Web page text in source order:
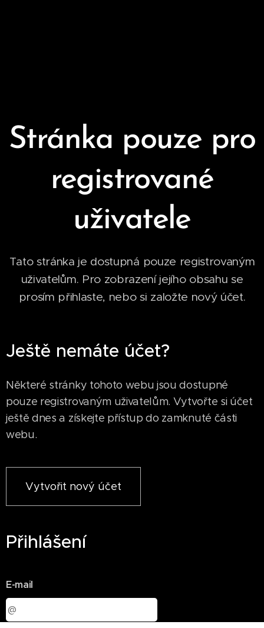
Stránka pouze pro
registrované
uživatele
Tato stránka je dostupná pouze registrovaným
uživatelům. Pro zobrazení jejího obsahu se
prosím přihlaste, nebo si založte nový účet.
Ještě nemáte účet?
Některé stránky tohoto webu jsou dostupné
pouze registrovaným uživatelům. Vytvořte si účet
ještě dnes a získejte přístup do zamknuté části
webu.
Vytvořit nový účet
Přihlášení
E-mail